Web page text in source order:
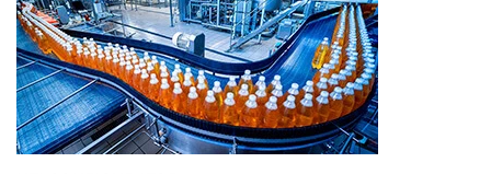
NTI CONFIGURATOR
Met de NTI CONFIGURATOR creëer je via de webbrowser